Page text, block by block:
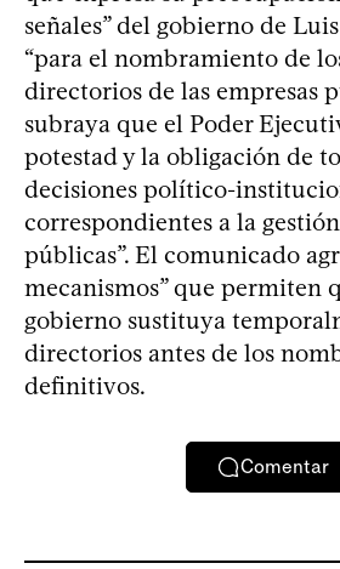
señales” del gobierno de
“para el nombramiento de
directorios de las empresas
subraya que el Poder
potestad y la obligación de
decisiones político-
correspondientes a la
públicas”. El comunicado
mecanismos” que permiten
gobierno sustituya
directorios antes de los
definitivos.
Comentar